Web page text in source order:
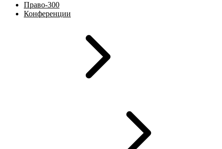
Право-300
Конференции